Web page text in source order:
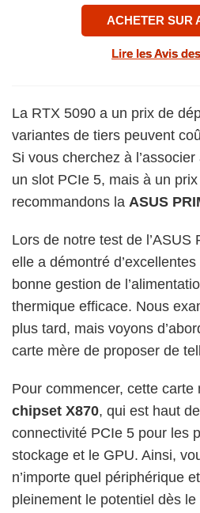
ACHETER SUR
Lire les Avis
La RTX 5090 a un prix de
variantes de tiers peuvent
Si vous cherchez à
un slot PCIe 5, mais à un
recommandons la ASUS
Lors de notre test de l’ASUS
elle a démontré
bonne gestion de
thermique efficace. Nous
plus tard, mais voyons
carte mère de proposer de
Pour commencer, cette carte
chipset X870, qui est haut
connectivité PCIe 5 pour les
stockage et le GPU. Ainsi,
n’importe quel périphérique
pleinement le potentiel dès